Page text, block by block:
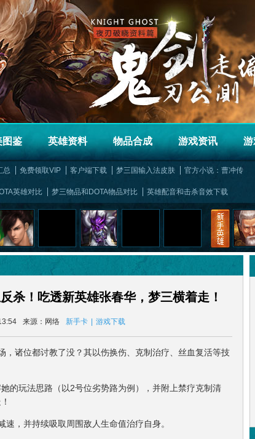
图鉴 英雄资料 物品合成 游戏资讯 游
总 免费领取VIP 客户端下载 梦三国输入法皮肤 官方小说：曹冲传
英雄对比 梦三物品和DOTA物品对比 英雄配音和击杀音效下载
杀！吃透新英雄张春华，梦三横着走！
来源：网络 新手卡 游戏下载
诸位都讨教了没？其以伤换伤、克制治疗、丝血复活等技
玩法思路（以2号位劣势路为例），并附上禁疗克制清
，并持续吸取周围敌人生命值治疗自身。